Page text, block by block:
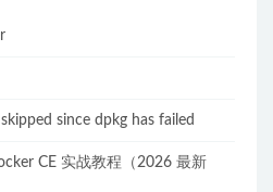
since dpkg has failed
CE 实战教程（2026 最新